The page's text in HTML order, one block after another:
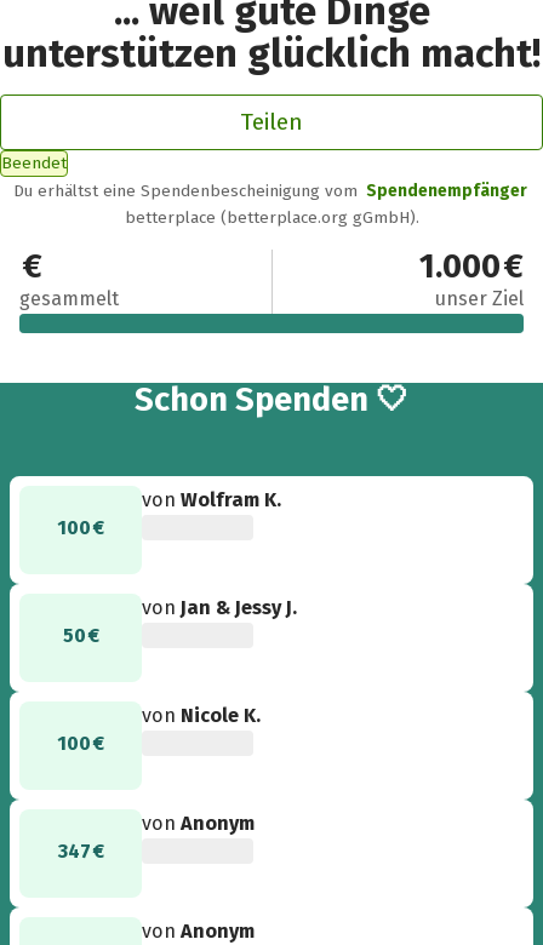
... weil gute Dinge
unterstützen glücklich macht!
Teilen
Beendet
Du erhältst eine Spendenbescheinigung vom Spendenempfänger
betterplace (betterplace.org gGmbH).
1.250 €
gesammelt
1.000 €
unser Ziel
Schon 19
Spenden 🤍
100 €
vonWolfram K.
50 €
von Jan & Jessy J.
100 €
von Nicole K.
347 €
vonAnonym
vonAnonym